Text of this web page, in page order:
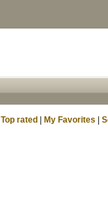
Top rated My Favorites